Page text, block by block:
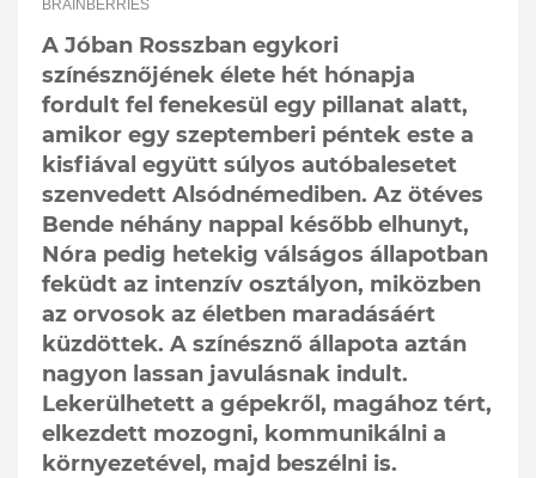
A Jóban Rosszban egykori
színésznőjének élete hét hónapja
fordult fel fenekesül egy pillanat alatt,
amikor egy szeptemberi péntek este a
kisfiával együtt súlyos autóbalesetet
szenvedett Alsódnémediben. Az ötéves
Bende néhány nappal később elhunyt,
Nóra pedig hetekig válságos állapotban
feküdt az intenzív osztályon, miközben
az orvosok az életben maradásáért
küzdöttek. A színésznő állapota aztán
nagyon lassan javulásnak indult.
Lekerülhetett a gépekről, magához tért,
elkezdett mozogni, kommunikálni a
környezetével, majd beszélni is.